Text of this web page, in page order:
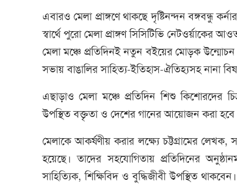
এবারও মেলা প্রাঙ্গণে থাকছে দৃষ্টিনন্দন বঙ্গবন্ধু
স্বার্থে পুরো মেলা প্রাঙ্গণ সিসিটিভি নেটওর্য়াকের
মেলা মঞ্চে প্রতিদিনই নতুন বইয়ের মোড়ক
সভায় বাঙালির সাহিত্য-ইতিহাস-ঐতিহ্যসহ নানা
এছাড়াও মেলা মঞ্চে প্রতিদিন শিশু কিশোরদের
উপস্থিত বক্তৃতা ও দেশের গানের আয়োজন করা
মেলাকে আকর্ষণীয় করার লক্ষ্যে চট্টগ্রামের লেখক,
হয়েছে। তাদের সহযোগিতায় প্রতিদিনের
সাহিত্যিক, শিক্ষিবিদ ও বুদ্ধিজীবী উপস্থিত